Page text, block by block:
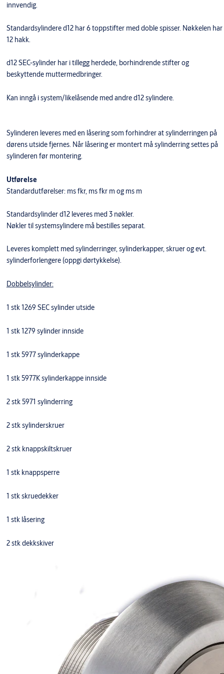
innvendig.
Standardsylindere d12 har 6 toppstifter med doble spisser. Nøkkelen har
12 hakk.
d12 SEC-sylinder har i tillegg herdede, borhindrende stifter og
beskyttende muttermedbringer.
​Kan inngå i system/likelåsende med andre d12 sylindere.
Sylinderen leveres med en låsering som forhindrer at sylinderringen på
dørens utside fjernes. Når låsering er montert må sylinderring settes på
sylinderen før montering.
Utførelse
Standardutførelser: ms fkr, ms fkr m og ms m
Standardsylinder d12 leveres med 3 nøkler.
Nøkler til systemsylindere må bestilles separat.
Leveres komplett med sylinderringer, sylinderkapper, skruer og evt.
sylinderforlengere (oppgi dørtykkelse).
Dobbelsylinder:
1 stk 1269 SEC sylinder utside
1 stk 1279 sylinder innside
1 stk 5977 sylinderkappe
1 stk 5977K sylinderkappe innside
2 stk 5971 sylinderring
2 stk sylinderskruer
2 stk knappskiltskruer
1 stk knappsperre
1 stk skruedekker
1 stk låsering
2 stk dekkskiver